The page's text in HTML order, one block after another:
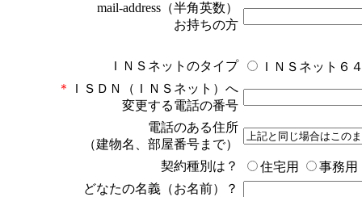
mail-address（半角英数）
お持ちの方
ＩＮＳネットのタイプ
ＩＮＳネット６
＊
ＩＳＤＮ（ＩＮＳネット）へ
変更する電話の番号
電話のある住所
（建物名、部屋番号まで）
契約種別は？
住宅用
事務用
どなたの名義（お名前）？